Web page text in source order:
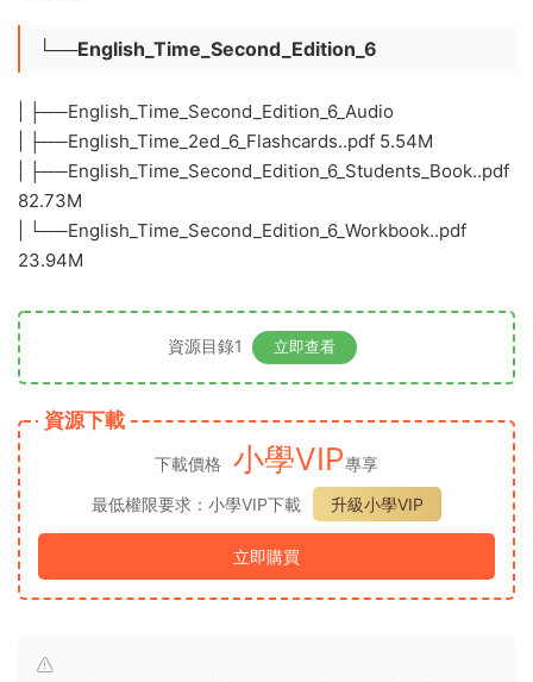
└──English_Time_Second_Edition_6
| ├──English_Time_Second_Edition_6_Audio
| ├──English_Time_2ed_6_Flashcards..pdf 5.54M
| ├──English_Time_Second_Edition_6_Students_Book..pdf
82.73M
| └──English_Time_Second_Edition_6_Workbook..pdf
23.94M
資源目錄1 立即查看
資源下載
下載價格 小學VIP專享
最低權限要求：小學VIP下載
升級小學VIP
立即購買